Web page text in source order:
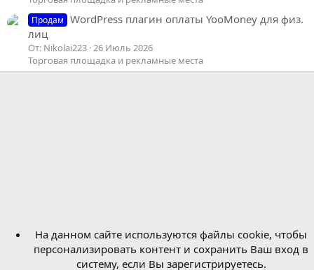
Продам
WordPress плагин оплаты YooMoney для физ.
лиц
От: Nikolai223 26 Июль 2026
Торговая площадка и рекламные места
На данном сайте используются файлы cookie, чтобы
персонализировать контент и сохранить Ваш вход в
систему, если Вы зарегистрируетесь.